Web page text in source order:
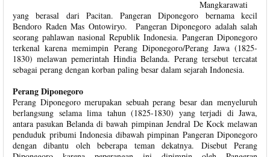
Mangkarawati
yang berasal dari Pacitan. Pangeran Diponegoro bernama kecil
Bendoro Raden Mas Ontowiryo. Pangeran Diponegoro adalah salah
seorang pahlawan nasional Republik Indonesia. Pangeran Diponegoro
terkenal karena memimpin Perang Diponegoro/Perang Jawa (1825-
1830) melawan pemerintah Hindia Belanda. Perang tersebut tercatat
sebagai perang dengan korban paling besar dalam sejarah Indonesia.
Perang Diponegoro
Perang Diponegoro merupakan sebuah perang besar dan menyeluruh
berlangsung selama lima tahun (1825-1830) yang terjadi di Jawa,
antara pasukan Belanda di bawah pimpinan Jendral De Kock melawan
penduduk pribumi Indonesia dibawah pimpinan Pangeran Diponegoro
dengan dibantu oleh beberapa teman dekatnya. Disebut Perang